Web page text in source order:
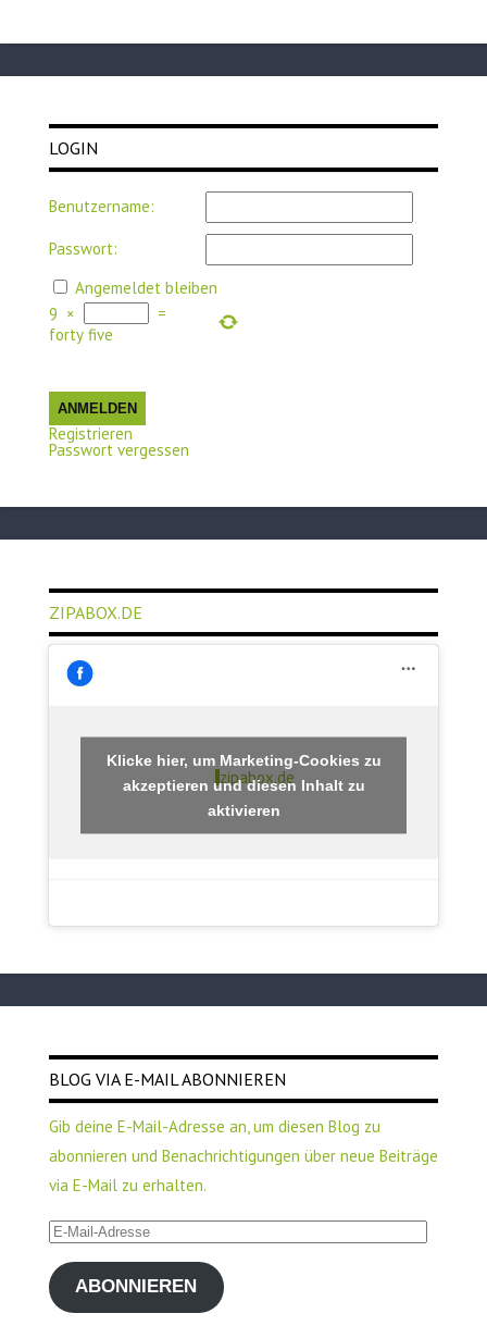
LOGIN
Benutzername:
Passwort:
Angemeldet bleiben
9 ×
=
forty five
ANMELDEN
Registrieren
Passwort vergessen
ZIPABOX.DE
zipabox.de
Klicke hier, um Marketing-Cookies zu
akzeptieren und diesen Inhalt zu
aktivieren
BLOG VIA E-MAIL ABONNIEREN
Gib deine E-Mail-Adresse an, um diesen Blog zu
abonnieren und Benachrichtigungen über neue Beiträge
via E-Mail zu erhalten.
E-
Mail-
AdresseABONNIEREN